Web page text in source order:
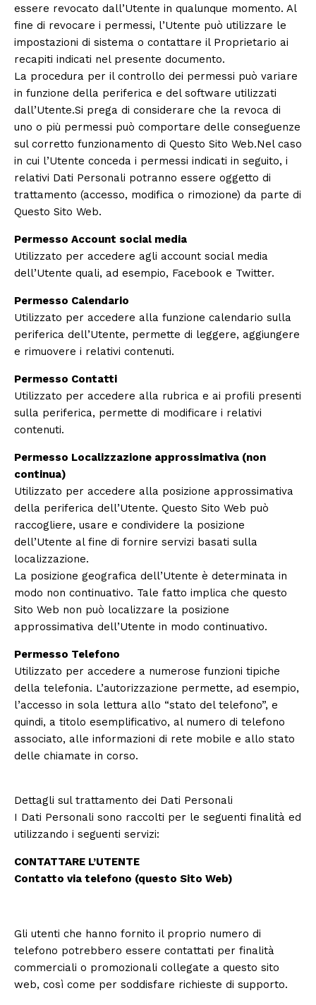
essere revocato dall’Utente in qualunque momento. Al
fine di revocare i permessi, l’Utente può utilizzare le
impostazioni di sistema o contattare il Proprietario ai
recapiti indicati nel presente documento.
La procedura per il controllo dei permessi può variare
in funzione della periferica e del software utilizzati
dall’Utente.Si prega di considerare che la revoca di
uno o più permessi può comportare delle conseguenze
sul corretto funzionamento di Questo Sito Web.Nel caso
in cui l’Utente conceda i permessi indicati in seguito, i
relativi Dati Personali potranno essere oggetto di
trattamento (accesso, modifica o rimozione) da parte di
Questo Sito Web.
Permesso Account social media
Utilizzato per accedere agli account social media
dell’Utente quali, ad esempio, Facebook e Twitter.
Permesso Calendario
Utilizzato per accedere alla funzione calendario sulla
periferica dell’Utente, permette di leggere, aggiungere
e rimuovere i relativi contenuti.
Permesso Contatti
Utilizzato per accedere alla rubrica e ai profili presenti
sulla periferica, permette di modificare i relativi
contenuti.
Permesso Localizzazione approssimativa (non
continua)
Utilizzato per accedere alla posizione approssimativa
della periferica dell’Utente. Questo Sito Web può
raccogliere, usare e condividere la posizione
dell’Utente al fine di fornire servizi basati sulla
localizzazione.
La posizione geografica dell’Utente è determinata in
modo non continuativo. Tale fatto implica che questo
Sito Web non può localizzare la posizione
approssimativa dell’Utente in modo continuativo.
Permesso Telefono
Utilizzato per accedere a numerose funzioni tipiche
della telefonia. L’autorizzazione permette, ad esempio,
l’accesso in sola lettura allo “stato del telefono”, e
quindi, a titolo esemplificativo, al numero di telefono
associato, alle informazioni di rete mobile e allo stato
delle chiamate in corso.
Dettagli sul trattamento dei Dati Personali
I Dati Personali sono raccolti per le seguenti finalità ed
utilizzando i seguenti servizi:
CONTATTARE L’UTENTE
Contatto via telefono (questo Sito Web)
Gli utenti che hanno fornito il proprio numero di
telefono potrebbero essere contattati per finalità
commerciali o promozionali collegate a questo sito
web, così come per soddisfare richieste di supporto.